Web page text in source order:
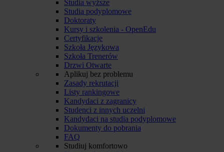
Studia wyższe
Studia podyplomowe
Doktoraty
Kursy i szkolenia - OpenEdu
Certyfikacje
Szkoła Językowa
Szkoła Trenerów
Drzwi Otwarte
Aplikuj bez problemu
Zasady rekrutacji
Listy rankingowe
Kandydaci z zagranicy
Studenci z innych uczelni
Kandydaci na studia podyplomowe
Dokumenty do pobrania
FAQ
Studiuj komfortowo